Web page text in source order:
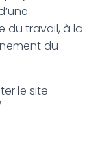
du travail, à la
du
le site